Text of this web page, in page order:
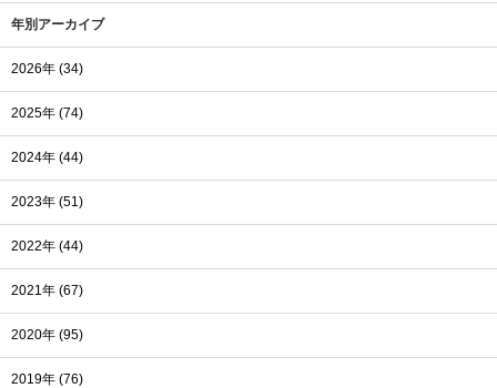
年別アーカイブ
2026年 (34)
2025年 (74)
2024年 (44)
2023年 (51)
2022年 (44)
2021年 (67)
2020年 (95)
2019年 (76)